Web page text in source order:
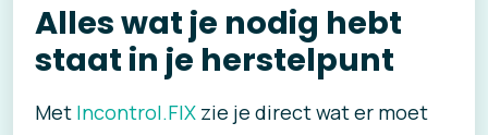
Alles wat je nodig hebt
staat in je herstelpunt
Met Incontrol.FIX zie je direct wat er moet